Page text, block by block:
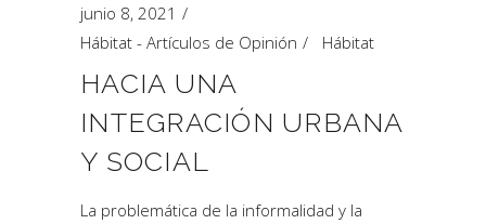
junio 8, 2021
Hábitat - Artículos de Opinión
Hábitat
HACIA UNA
INTEGRACIÓN URBANA
Y SOCIAL
La problemática de la informalidad y la